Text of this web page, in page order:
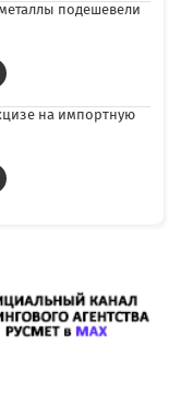
подешевели
на импортную